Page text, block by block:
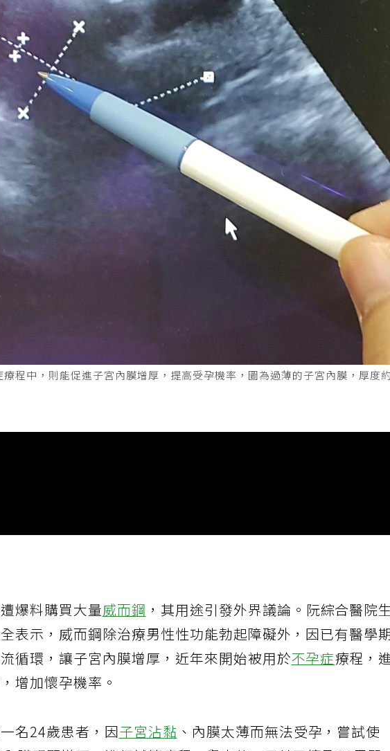
程中，則能促進子宮內膜增厚，提高受孕機率，圖為過薄的子宮內膜，厚度
爆料購買大量威而鋼 ，其用途引發外界議論。阮綜合醫院
表示，威而鋼除治療男性性功能勃起障礙外，因已有醫學
循環，讓子宮內膜增厚，近年來開始被用於不孕症療程，
增加懷孕機率。
名24歲患者，因子宮沾黏 、內膜太薄而無法受孕，嘗試使